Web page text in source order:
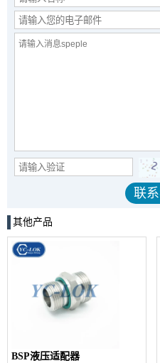
其他产品
BSP液压适配器